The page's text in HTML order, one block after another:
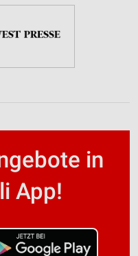
in
App!